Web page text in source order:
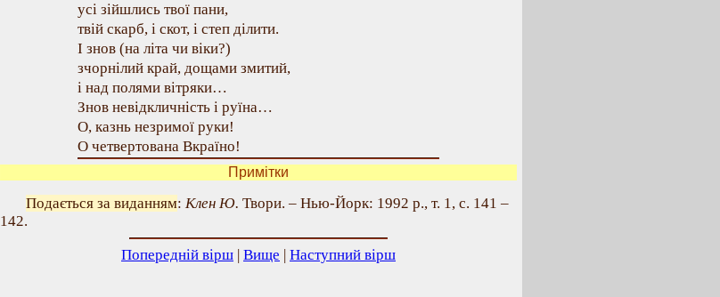
усі зійшлись твої пани,
твій скарб, і скот, і степ ділити.
І знов (на літа чи віки?)
зчорнілий край, дощами змитий,
і над полями вітряки…
Знов невідкличність і руїна…
О, казнь незримої руки!
О четвертована Вкраїно!
Примітки
Подається за виданням: Клен Ю. Твори. – Нью-Йорк: 1992 р., т. 1, с. 141 –
142.
Попередній вірш | Вище | Наступний вірш